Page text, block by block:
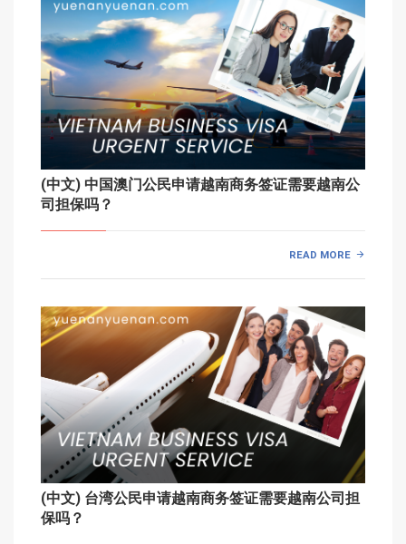
(中文) 中国澳门公民申请越南商务签证需要越南公
司担保吗？
READ MORE
(中文) 台湾公民申请越南商务签证需要越南公司担
保吗？